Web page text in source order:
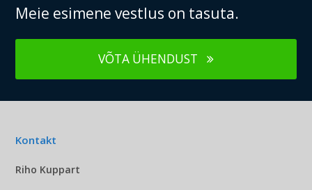
Meie esimene vestlus on tasuta.
VÕTA ÜHENDUST
Kontakt
Riho Kuppart